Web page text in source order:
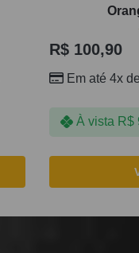
R$ 100,90
Em até 4x
À vista R$